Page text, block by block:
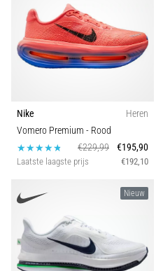
Nike
Heren
Vomero Premium - Rood
€229,99
€195,90
Laatste laagste prijs €192,10
Nieuw